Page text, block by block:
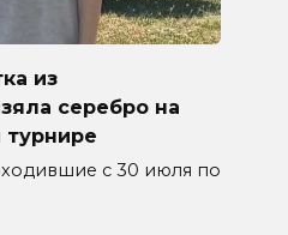
из
серебро на
с 30 июля по